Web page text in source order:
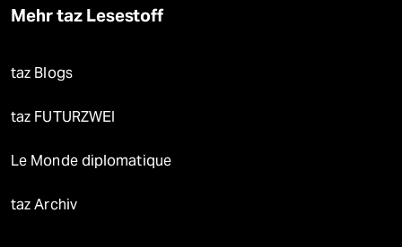
Mehr taz Lesestoff
taz Blogs
taz FUTURZWEI
Le Monde diplomatique
taz Archiv